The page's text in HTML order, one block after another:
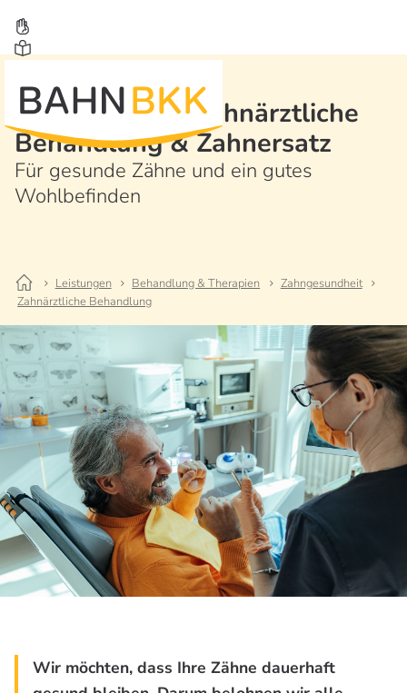
Zahnvorsorge, zahnärztliche
Behandlung & Zahnersatz
Für gesunde Zähne und ein gutes
Wohlbefinden
Leistungen Behandlung & Therapien
Zahngesundheit
Zahnärztliche Behandlung
Wir möchten, dass Ihre Zähne dauerhaft